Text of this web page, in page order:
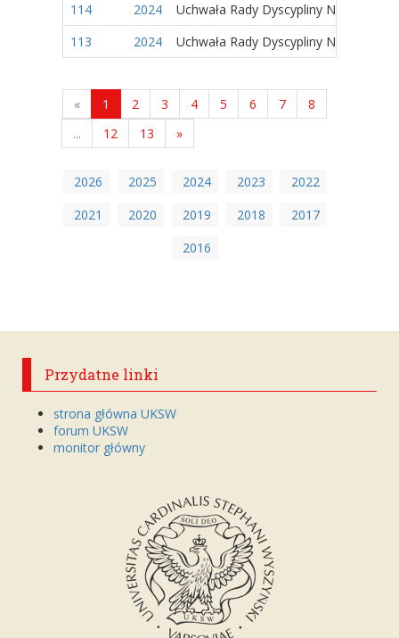
114
2024
Uchwała Rady Dyscypliny Naukowej
113
2024 Uchwała Rady Dyscypliny Naukowej
« 1 2 3 4 5 6 7
8
...
12 13 »
2026 2025 2024 2023
2022
2021
2020 2019 2018
2017
2016
Przydatne linki
strona główna UKSW
forum UKSW
monitor główny